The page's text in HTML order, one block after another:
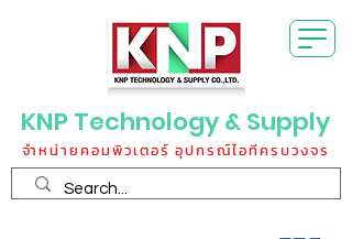
KNP Technology & Supply
จำหน่ายคอมพิวเตอร์ อุปกรณ์ไอทีครบวงจร